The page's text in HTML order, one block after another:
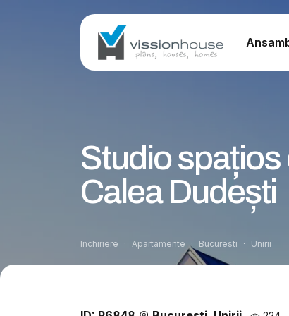
Studio spațios
Calea Dudești
Inchiriere Apartamente Bucuresti Unirii